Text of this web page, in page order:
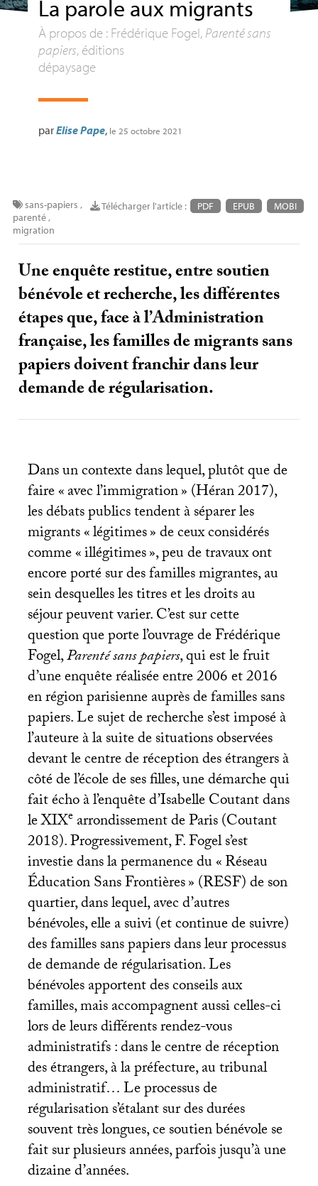
La parole aux migrants
À propos de : Frédérique Fogel, Parenté sans
papiers, éditions
dépaysage
parElise Pape, le 25 octobre 2021
Télécharger l'article : PDF EPUB MOBI
sans-papiers ,
parenté,
migration
Une enquête restitue, entre soutien
bénévole et recherche, les différentes
étapes que, face à l’Administration
française, les familles de migrants sans
papiers doivent franchir dans leur
demande de régularisation.
Dans un contexte dans lequel, plutôt que de
faire «avec l’immigration» (Héran 2017),
les débats publics tendent à séparer les
migrants «légitimes» de ceux considérés
comme «illégitimes», peu de travaux ont
encore porté sur des familles migrantes, au
sein desquelles les titres et les droits au
séjour peuvent varier. C’est sur cette
question que porte l’ouvrage de Frédérique
Fogel,Parenté sans papiers, qui est le fruit
d’une enquête réalisée entre 2006 et 2016
en région parisienne auprès de familles sans
papiers. Le sujet de recherche s’est imposé à
l’auteure à la suite de situations observées
devant le centre de réception des étrangers à
côté de l’école de ses filles, une démarche qui
fait écho à l’enquête d’Isabelle Coutant dans
leXIXearrondissement de Paris (Coutant
2018). Progressivement, F. Fogel s’est
investie dans la permanence du «Réseau
Éducation Sans Frontières» (RESF) de son
quartier, dans lequel, avec d’autres
bénévoles, elle a suivi (et continue de suivre)
des familles sans papiers dans leur processus
de demande de régularisation. Les
bénévoles apportent des conseils aux
familles, mais accompagnent aussi celles-ci
lors de leurs différents rendez-vous
administratifs : dans le centre de réception
des étrangers, à la préfecture, au tribunal
administratif… Le processus de
régularisation s’étalant sur des durées
souvent très longues, ce soutien bénévole se
fait sur plusieurs années, parfois jusqu’à une
dizaine d’années.